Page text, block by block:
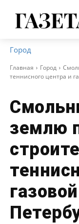
Город
Главная Город
теннисного центра и
землю